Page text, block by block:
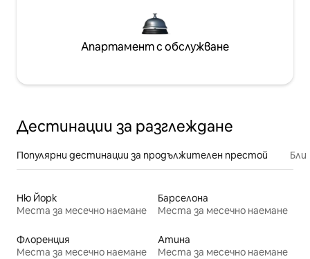
Апартамент с обслужване
Дестинации за разглеждане
Популярни дестинации за продължителен престой
Ню Йорк
Места за месечно наемане
Барселона
Места за месечно наемане
Флоренция
Места за месечно наемане
Атина
Места за месечно наемане